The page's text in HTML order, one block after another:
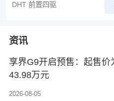
DHT 前置四驱
资讯
享界G9开启预售：起售价
43.98万元
2026-08-05